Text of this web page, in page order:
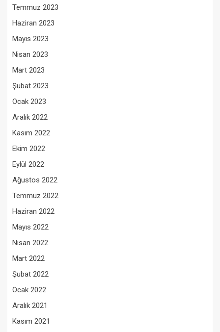
Temmuz 2023
Haziran 2023
Mayıs 2023
Nisan 2023
Mart 2023
Şubat 2023
Ocak 2023
Aralık 2022
Kasım 2022
Ekim 2022
Eylül 2022
Ağustos 2022
Temmuz 2022
Haziran 2022
Mayıs 2022
Nisan 2022
Mart 2022
Şubat 2022
Ocak 2022
Aralık 2021
Kasım 2021